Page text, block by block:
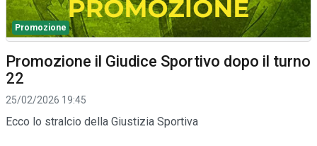
Promozione
Promozione il Giudice Sportivo dopo il turno
22
25/02/2026 19:45
Ecco lo stralcio della Giustizia Sportiva